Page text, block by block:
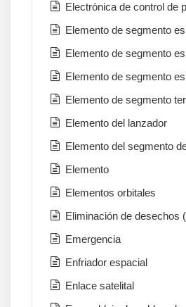
Electrónica de control de
Elemento de segmento
Elemento de segmento
Elemento de segmento
Elemento de segmento
Elemento del lanzador
Elemento del segmento
Elemento
Elementos orbitales
Eliminación de desechos
Emergencia
Enfriador espacial
Enlace satelital